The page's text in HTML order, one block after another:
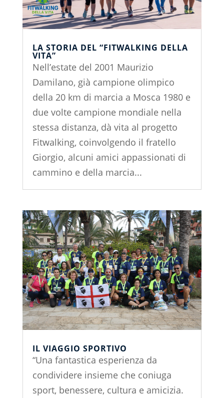
LA STORIA DEL “FITWALKING DELLA
VITA”
Nell’estate del 2001 Maurizio
Damilano, già campione olimpico
della 20 km di marcia a Mosca 1980 e
due volte campione mondiale nella
stessa distanza, dà vita al progetto
Fitwalking, coinvolgendo il fratello
Giorgio, alcuni amici appassionati di
cammino e della marcia...
IL VIAGGIO SPORTIVO
“Una fantastica esperienza da
condividere insieme che coniuga
sport, benessere, cultura e amicizia.